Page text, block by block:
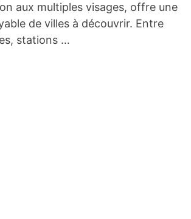
aux multiples visages, offre une
de villes à découvrir. Entre
stations …